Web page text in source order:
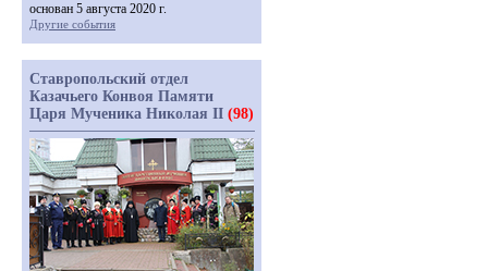
основан 5 августа 2020 г.
Другие события
Ставропольский отдел
Казачьего Конвоя Памяти
Царя Мученика Николая II (98)